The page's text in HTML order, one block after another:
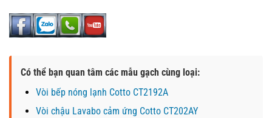
Có thể bạn quan tâm các mẫu gạch cùng loại:
Vòi bếp nóng lạnh Cotto CT2192A
Vòi chậu Lavabo cảm ứng Cotto CT202AY